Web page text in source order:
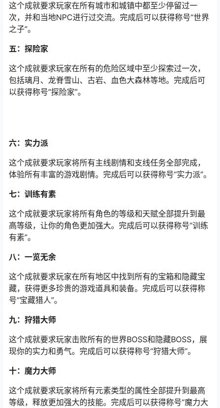
这个成就要求玩家在所有城市和城镇中都至少停留过一
次，并和当地NPC进行过交流。完成后可以获得称号“世界
之子”。
五：探险家
这个成就要求玩家在所有的危险区域中至少探索过一次，
包括璃月、龙脊雪山、古岩、血色大森林等地。完成后可
以获得称号“探险家”。
六：实力派
这个成就要求玩家将所有主线剧情和支线任务全部完成，
体验所有丰富的游戏剧情。完成后可以获得称号“实力派”。
七：训练有素
这个成就要求玩家将所有角色的等级和天赋全部提升到最
高等级，让你的角色更加强大。完成后可以获得称号“训练
有素”。
八：一览无余
这个成就要求玩家在所有地区中找到所有的宝箱和隐藏宝
藏，获得更多珍贵的游戏道具和装备。完成后可以获得称
号“宝藏猎人”。
九：狩猎大师
这个成就要求玩家击败所有的世界BOSS和隐藏BOSS，展
现你的实力和勇气。完成后可以获得称号“狩猎大师”。
十：魔力大师
这个成就要求玩家将所有元素类型的属性全部提升到最高
等级，释放更加强大的技能。完成后可以获得称号“魔力大